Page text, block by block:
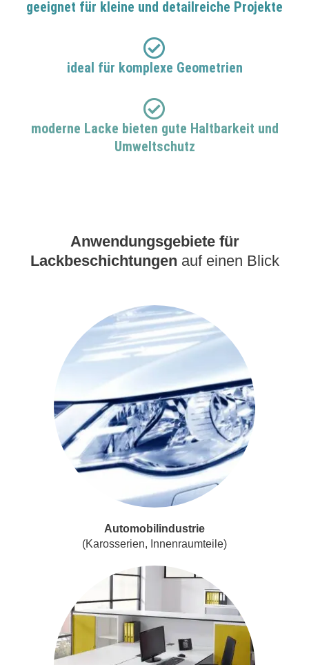
geeignet für kleine und detailreiche Projekte
ideal für komplexe Geometrien
moderne Lacke bieten gute Haltbarkeit und
Umweltschutz
Anwendungsgebiete für
Lackbeschichtungen auf einen Blick
Automobilindustrie
(Karosserien, Innenraumteile)